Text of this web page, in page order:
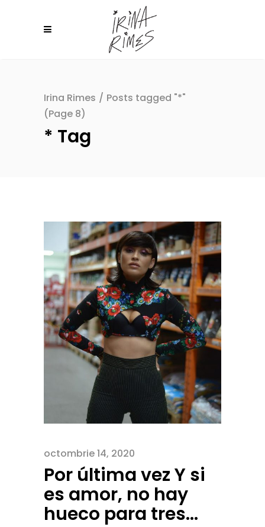
Irina Rimes / Posts tagged "*"
(Page 8)
* Tag
octombrie 14, 2020
Por última vez Y si
es amor, no hay
hueco para tres…